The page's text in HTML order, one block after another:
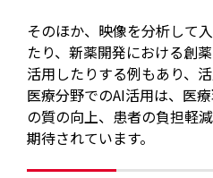
そのほか、映像を分析して
たり、新薬開発における創
活用したりする例もあり、
医療分野でのAI活用は、医
の質の向上、患者の負担軽
期待されています。